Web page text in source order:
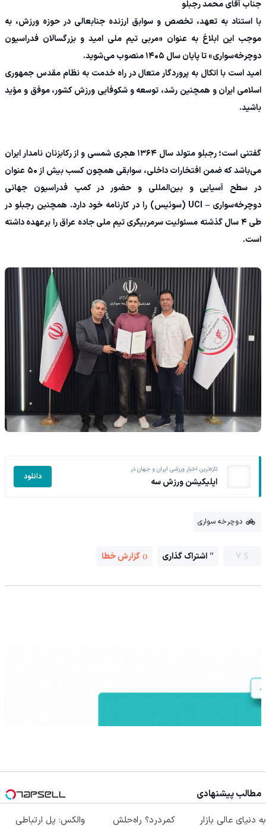
جناب آقای محمد رجبلو
با استناد به تعهد، تخصص و سوابق ارزنده جنابعالی در حوزه ورزش، به
موجب این ابلاغ به عنوان «مربی تیم‌ ملی امید و بزرگسالان فدراسیون
دوچرخه‌سواری» تا پایان سال ۱۴۰۵ منصوب می‌شوید.
امید است با اتکال به پروردگار متعال در راه خدمت به نظام مقدس جمهوری
اسلامی ایران و همچنین رشد، توسعه و شکوفایی ورزش کشور، موفق و مؤید
باشید.
گفتنی است؛ رجبلو متولد سال ۱۳۶۴ هجری شمسی و از رکابزنان نامدار ایران
می‌باشد که ضمن افتخارات داخلی، سوابقی همچون کسب بیش از ۵۰ عنوان
در سطح آسیایی و بین‌المللی و حضور در کمپ فدراسیون جهانی
دوچرخه‌سواری – UCI (سوئیس) را در کارنامه خود دارد. همچنین رجبلو در
طی ۴ سال گذشته مسئولیت سرمربیگری تیم ملی جاده عراق را برعهده داشته
است.
تازه‌ترین اخبار ورزشی ایران و جهان در
اپلیکیشن ورزش سه دانلود
دوچرخه سواری
7 اشتراک گذاری گزارش خطا
مطالب پیشنهادی
به دنیای عالی بازار
کمردرد؟ راه‌حلش والکس: پل ارتباطی